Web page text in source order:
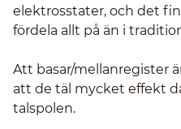
elektrosstater, och det
fördela allt på än i
Att basar/mellanregister
att de täl mycket effekt
talspolen.